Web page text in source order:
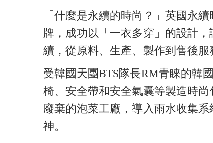
「什麼是永續的時尚？」英國永
牌，成功以「一衣多穿」的設計
續，從原料、生產、製作到售後
受韓國天團BTS隊長RM青睞的韓
椅、安全帶和安全氣囊等製造時
廢棄的泡菜工廠，導入雨水收集
神。